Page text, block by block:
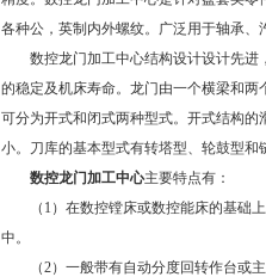
各种公，英制内外螺纹。广泛用于轴承、
数控龙门加工中心结构设计设计先进
的稳定及机床寿命。龙门由一个横梁和
可分为开式和闭式两种型式。开式结构
小。刀库的基本型式有转塔型、轮鼓型和
数控龙门加工中心主要特点有：
（1）在数控镗床或数控能床的基础上
中。
（2）一般带有自动分度回转作台或主